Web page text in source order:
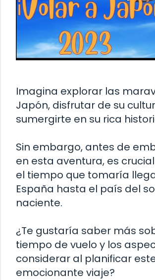
Imagina explorar las
Japón, disfrutar de su
sumergirte en su rica
Sin embargo, antes de
en esta aventura, es
el tiempo que tomaría
España hasta el país del
naciente.
¿Te gustaría saber más
tiempo de vuelo y los
considerar al planificar
emocionante viaje?